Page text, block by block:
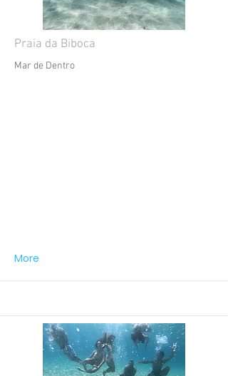
Praia da Biboca
Mar de Dentro
More